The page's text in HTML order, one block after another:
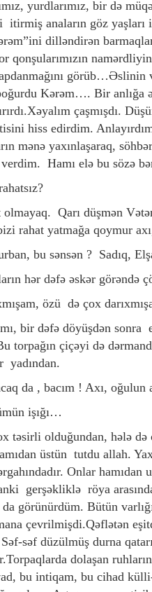
yurdlarımız, bir də
anaların göz yaşları
dilləndirən
qonşularımızın
Kərəm…. Bir anlığa
çaşmışdı.
hiss edirdim.
mənə yaxınlaşaraq,
Hamı elə bu sözə
olmayaq. Qarı düşmən
rahat yatmağa qoymur
bu sənsən ? Sadıq,
hər dəfə əskər görəndə
özü də çox
bir dəfə döyüşdən
torpağın çiçəyi də
yadından.
da , bacım ! Axı,
işığı…
təsirli olduğundan, hələ
üstün tutdu allah.
Onlar
gerşəkliklə röya
da görünürdüm. Bütün
çevrilmişdi.Qəflətən
səf düzülmüş durna
dolaşan
bu intiqam, bu cihad